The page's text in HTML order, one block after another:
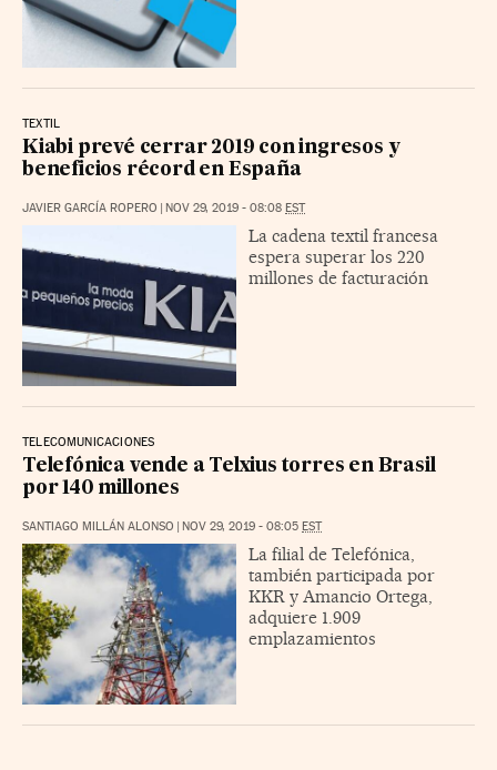
TEXTIL
Kiabi prevé cerrar 2019 con ingresos y
beneficios récord en España
JAVIER GARCÍA ROPERO NOV 29, 2019 - 08:08 EST
La cadena textil francesa
espera superar los 220
millones de facturación
TELECOMUNICACIONES
Telefónica vende a Telxius torres en Brasil
por 140 millones
SANTIAGO MILLÁN ALONSO NOV 29, 2019 - 08:05 EST
La filial de Telefónica,
también participada por
KKR y Amancio Ortega,
adquiere 1.909
emplazamientos